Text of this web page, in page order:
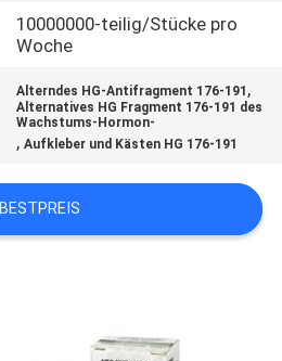
10000000-teilig/Stücke pro
Woche
Alterndes HG-Antifragment 176-191 ,
Alternatives HG Fragment 176-191 des
Wachstums-Hormon-
,Aufkleber und Kästen HG 176-191
BESTPREIS